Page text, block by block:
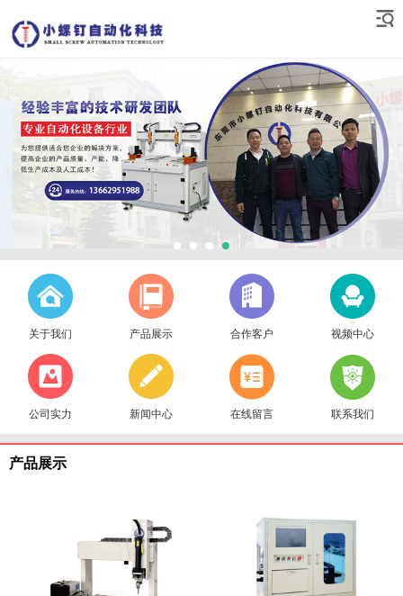
关于我们 产品展示 合作客户 视频中心
公司实力 新闻中心 在线留言 联系我们
产品展示